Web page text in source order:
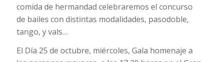
comida de hermandad celebraremos el concurso
de bailes con distintas modalidades, pasodoble,
tango, y vals…
El Día 25 de octubre, miércoles, Gala homenaje a